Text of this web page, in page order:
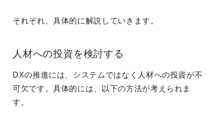
それぞれ、具体的に解説していきます。
人材への投資を検討する
DXの推進には、システムではなく人材への投資が不
可欠です。具体的には、以下の方法が考えられま
す。